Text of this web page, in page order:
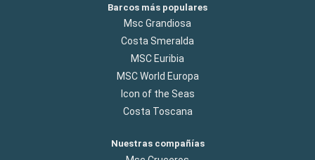
Barcos más populares
Msc Grandiosa
Costa Smeralda
MSC Euribia
MSC World Europa
Icon of the Seas
Costa Toscana
Nuestras compañías